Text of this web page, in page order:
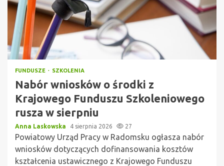
FUNDUSZE SZKOLENIA
Nabór wniosków o środki z
Krajowego Funduszu Szkoleniowego
rusza w sierpniu
Anna Laskowska 4 sierpnia 2026 27
Powiatowy Urząd Pracy w Radomsku ogłasza nabór
wniosków dotyczących dofinansowania kosztów
kształcenia ustawicznego z Krajowego Funduszu